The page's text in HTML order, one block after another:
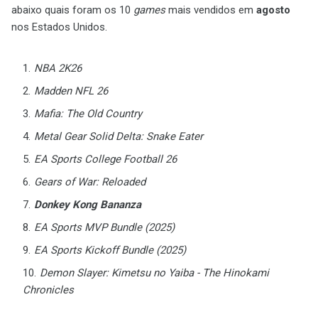
abaixo quais foram os 10 gamesmais vendidos em agosto
nos Estados Unidos.
NBA 2K26
Madden NFL 26
Mafia: The Old Country
Metal Gear Solid Delta: Snake Eater
EA Sports College Football 26
Gears of War: Reloaded
Donkey Kong Bananza
EA Sports MVP Bundle (2025)
EA Sports Kickoff Bundle (2025)
Demon Slayer: Kimetsu no Yaiba - The Hinokami
Chronicles